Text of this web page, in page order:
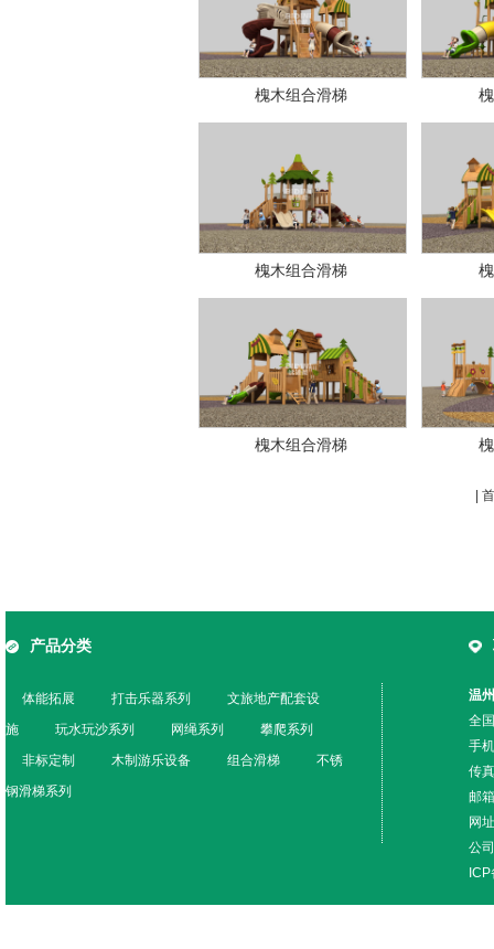
槐木组合滑梯
槐木组合滑梯
槐木组合滑梯
产品分类
体能拓展 打击乐器系列
文旅地产配套设
施
玩水玩沙系列 网绳系列
攀爬系列
非标定制
木制游乐设备 组合滑梯
不锈
钢滑梯系列
温
全
手
传
邮
网
公